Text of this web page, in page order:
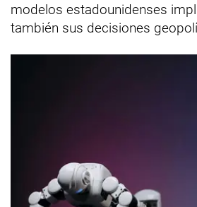
modelos estadounidenses
también sus decisiones